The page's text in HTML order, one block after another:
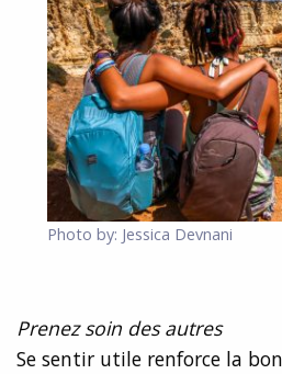
Photo by: Jessica Devnani
Prenez soin des autres
Se sentir utile renforce la